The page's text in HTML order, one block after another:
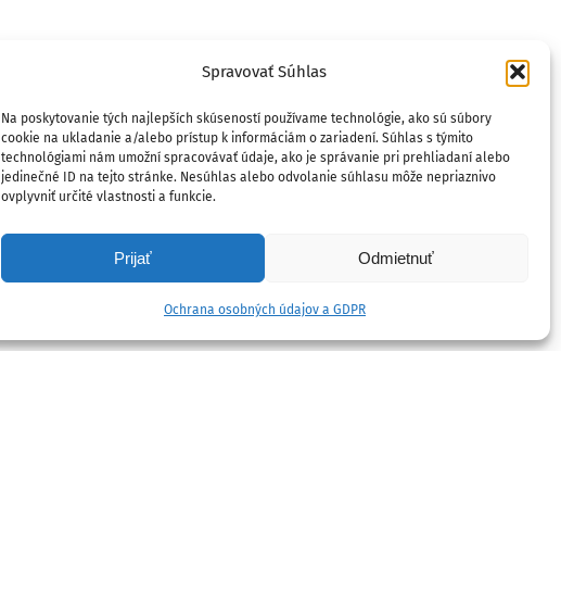
Spravovať Súhlas
Na poskytovanie tých najlepších skúseností používame technológie, ako sú súbory
cookie na ukladanie a/alebo prístup k informáciám o zariadení. Súhlas s týmito
technológiami nám umožní spracovávať údaje, ako je správanie pri prehliadaní alebo
jedinečné ID na tejto stránke. Nesúhlas alebo odvolanie súhlasu môže nepriaznivo
ovplyvniť určité vlastnosti a funkcie.
Prijať Odmietnuť
Ochrana osobných údajov a GDPR